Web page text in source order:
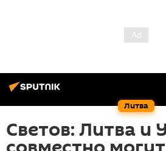
Литва
Светов: Литва и